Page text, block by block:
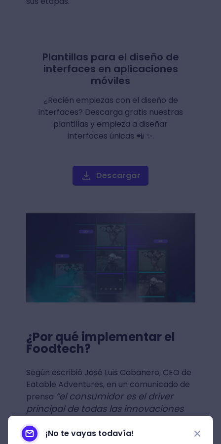
Plantillas para el diseño de
interfaces en aplicaciones
móviles
¿Recién empiezas con el diseño de
interfaces? Descarga gratis nuestras
plantillas y empieza a diseñar
interfaces únicas 📲 ✨.
Descargar
¿Por qué implementar el
Foodtech?
Según escribió José Luis Cabañero, CEO de
Eatable Adventures, en un comunicado de
prensa “el consumidor es el driver
principal de todas las innovaciones
tanto por las tendencias de consumo
como por la demanda de alimentos”
¡No te vayas todavía!